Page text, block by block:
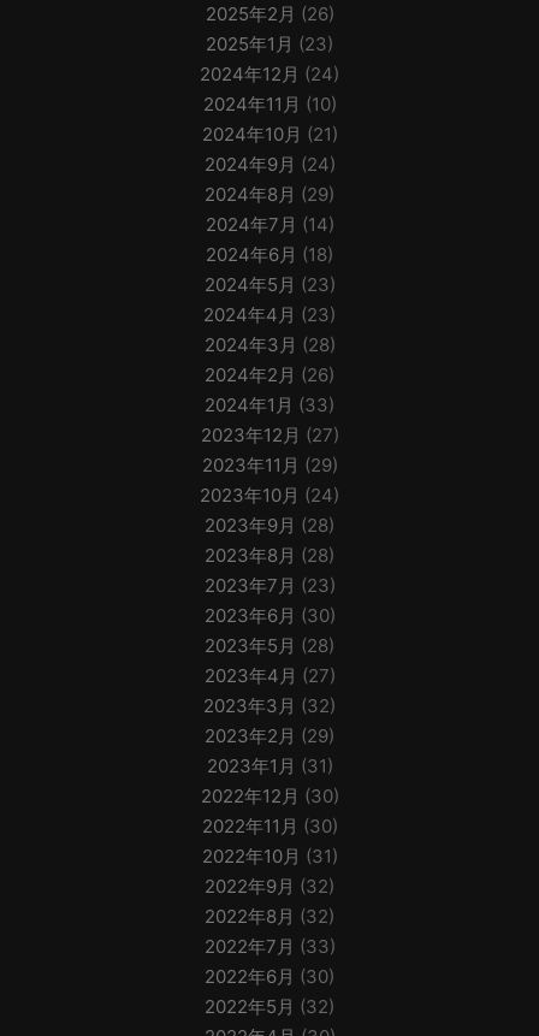
2025年2月 (26)
2025年1月 (23)
2024年12月 (24)
2024年11月 (10)
2024年10月 (21)
2024年9月 (24)
2024年8月 (29)
2024年7月 (14)
2024年6月 (18)
2024年5月 (23)
2024年4月 (23)
2024年3月 (28)
2024年2月 (26)
2024年1月 (33)
2023年12月 (27)
2023年11月 (29)
2023年10月 (24)
2023年9月 (28)
2023年8月 (28)
2023年7月 (23)
2023年6月 (30)
2023年5月 (28)
2023年4月 (27)
2023年3月 (32)
2023年2月 (29)
2023年1月 (31)
2022年12月 (30)
2022年11月 (30)
2022年10月 (31)
2022年9月 (32)
2022年8月 (32)
2022年7月 (33)
2022年6月 (30)
2022年5月 (32)